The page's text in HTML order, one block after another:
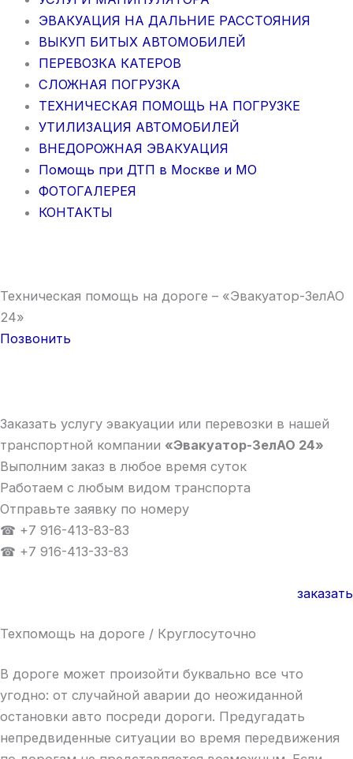
ЭВАКУАЦИЯ НА ДАЛЬНИЕ РАССТОЯНИЯ
ВЫКУП БИТЫХ АВТОМОБИЛЕЙ
ПЕРЕВОЗКА КАТЕРОВ
СЛОЖНАЯ ПОГРУЗКА
ТЕХНИЧЕСКАЯ ПОМОЩЬ НА ПОГРУЗКЕ
УТИЛИЗАЦИЯ АВТОМОБИЛЕЙ
ВНЕДОРОЖНАЯ ЭВАКУАЦИЯ
Помощь при ДТП в Москве и МО
ФОТОГАЛЕРЕЯ
КОНТАКТЫ
Техническая помощь на дороге – «Эвакуатор-ЗелАО
24»
Позвонить
Заказать услугу эвакуации или перевозки в нашей
транспортной компании «Эвакуатор-ЗелАО 24»
Выполним заказ в любое время суток
Работаем с любым видом транспорта
Отправьте заявку по номеру
☎ +7 916-413-83-83
☎ +7 916-413-33-83
заказать
Техпомощь на дороге / Круглосуточно
В дороге может произойти буквально все что
угодно: от случайной аварии до неожиданной
остановки авто посреди дороги. Предугадать
непредвиденные ситуации во время передвижения